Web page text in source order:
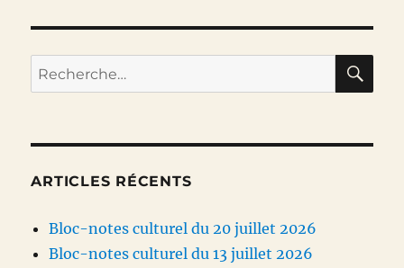
Recherche
pour :
ARTICLES RÉCENTS
Bloc-notes culturel du 20 juillet 2026
Bloc-notes culturel du 13 juillet 2026